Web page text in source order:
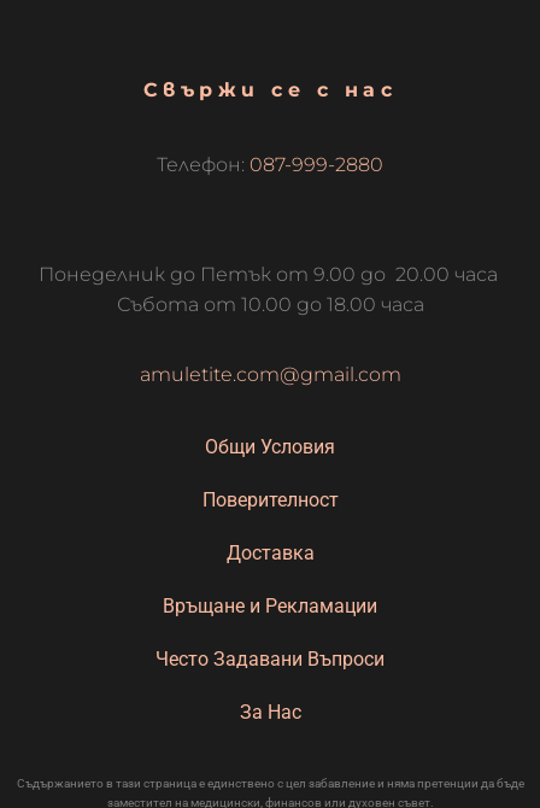
Свържи се с нас
Телефон: 087-999-2880
Понеделник до Петък от 9.00 до 20.00 часа
Събота от 10.00 до 18.00 часа
amuletite.com@gmail.com
Общи Условия
Поверителност
Доставка
Връщане и Рекламации
Често Задавани Въпроси
За Нас
Съдържанието в тази страница е единствено с цел забавление и няма претенции да бъде
заместител на медицински, финансов или духовен съвет.